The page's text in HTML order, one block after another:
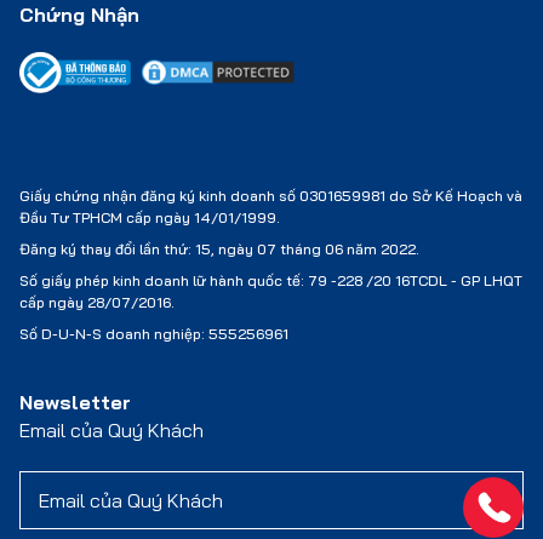
Chứng Nhận
Giấy chứng nhận đăng ký kinh doanh số 0301659981 do Sở Kế Hoạch và
Đầu Tư TPHCM cấp ngày 14/01/1999.
Đăng ký thay đổi lần thứ: 15, ngày 07 tháng 06 năm 2022.
Số giấy phép kinh doanh lữ hành quốc tế: 79 -228 /20 16TCDL - GP LHQT
cấp ngày 28/07/2016.
Số D-U-N-S doanh nghiệp: 555256961
Newsletter
Email của Quý Khách